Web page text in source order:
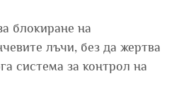
блокиране на
лъчи, без да жертва
система за контрол на